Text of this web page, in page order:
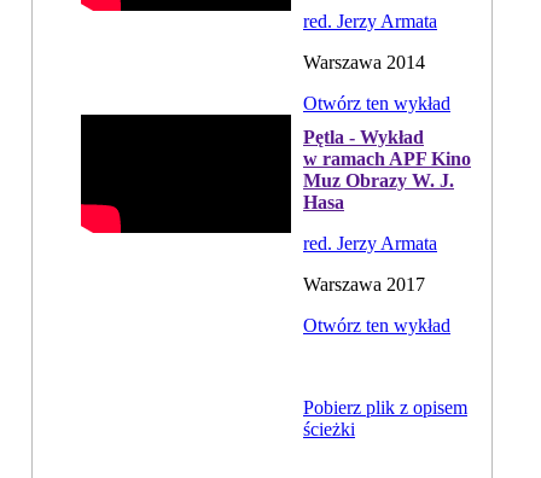
red. Jerzy Armata
Warszawa 2014
Otwórz ten wykład
Pętla - Wykład
w ramach APF Kino
Muz Obrazy W. J.
Hasa
red. Jerzy Armata
Warszawa 2017
Otwórz ten wykład
Pobierz plik z opisem
ścieżki